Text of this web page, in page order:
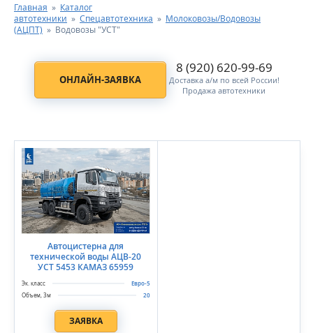
КАТАЛОГ АВТОТЕХНИКИ
ЗАПАСНЫЕ ЧАСТИ
ФИНАНСОВЫЙ СЕРВИС
ФОТОГАЛЕРЕЯ
КОНТАКТНАЯ ИНФОРМАЦИЯ
Главная » Каталог
автотехники » Спецавтотехника » Молоковозы/Водовозы
(АЦПТ) » Водовозы "УСТ"
ОНЛАЙН-ЗАЯВКА
8 (920) 620-99-69
Доставка а/м по всей России!
Продажа автотехники
Автоцистерна для
технической воды АЦВ-20
УСТ 5453 КАМАЗ 65959
Евро-5
20
ЗАЯВКА